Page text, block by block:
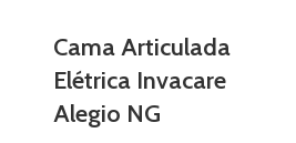
Cama Articulada
Elétrica Invacare
Alegio NG